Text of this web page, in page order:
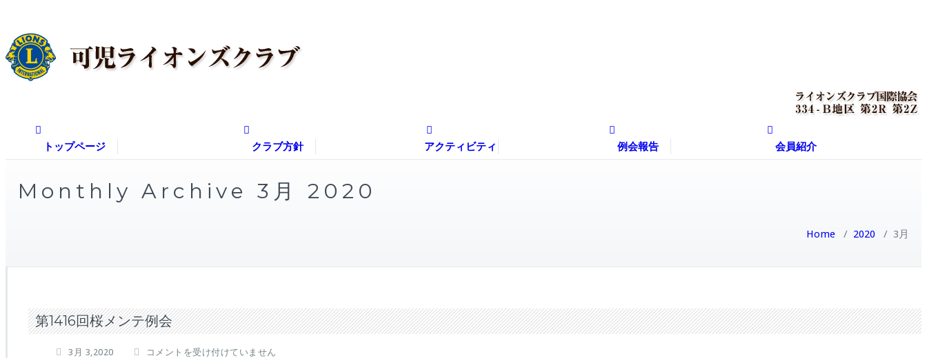
トップページ クラブ方針 アクティビティ 例会報告 会員紹介
Monthly Archive 3月 2020
Home / 2020 / 3月
第1416回桜メンテ例会
3月 3,2020
第
コメントを受け付けていません